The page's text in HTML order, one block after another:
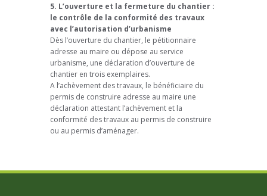
5. L’ouverture et la fermeture du chantier :
le contrôle de la conformité des travaux
avec l’autorisation d’urbanisme
Dès l’ouverture du chantier, le pétitionnaire
adresse au maire ou dépose au service
urbanisme, une déclaration d’ouverture de
chantier en trois exemplaires.
A l’achèvement des travaux, le bénéficiaire du
permis de construire adresse au maire une
déclaration attestant l’achèvement et la
conformité des travaux au permis de construire
ou au permis d’aménager.